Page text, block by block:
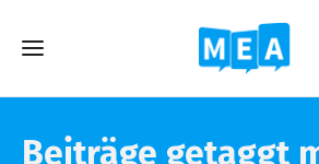
Beiträge getaggt